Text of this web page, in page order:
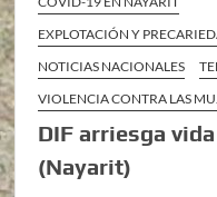
EXPLOTACIÓN Y
NOTICIAS NACIONALES
VIOLENCIA CONTRA LAS
DIF arriesga
(Nayarit)